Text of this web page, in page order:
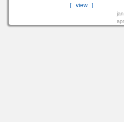
[...view...]